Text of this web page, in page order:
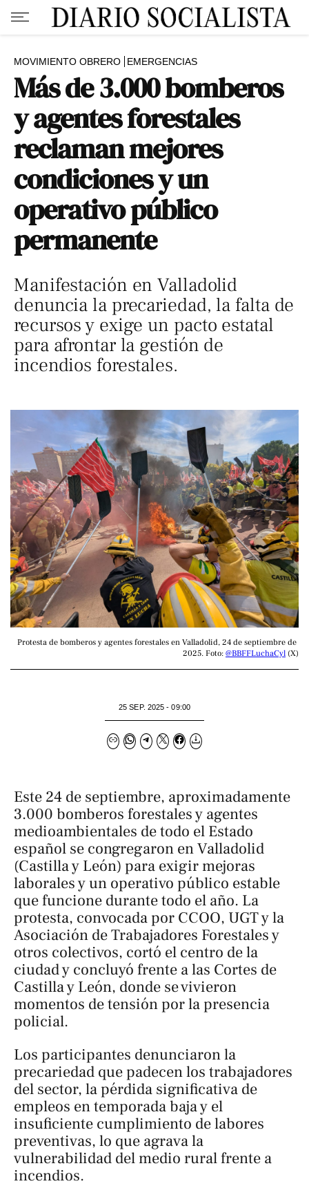
MOVIMIENTO OBRERO EMERGENCIAS
Más de 3.000 bomberos
y agentes forestales
reclaman mejores
condiciones y un
operativo público
permanente
Manifestación en Valladolid
denuncia la precariedad, la falta de
recursos y exige un pacto estatal
para afrontar la gestión de
incendios forestales.
Protesta de bomberos y agentes forestales en Valladolid, 24 de septiembre de
2025. Foto: @BBFFLuchaCyl (X)
25 SEP. 2025 - 09:00
Este 24 de septiembre, aproximadamente
3.000 bomberos forestales y agentes
medioambientales de todo el Estado
español se congregaron en Valladolid
(Castilla y León) para exigir mejoras
laborales y un operativo público estable
que funcione durante todo el año. La
protesta, convocada por CCOO, UGT y la
Asociación de Trabajadores Forestales y
otros colectivos, cortó el centro de la
ciudad y concluyó frente a las Cortes de
Castilla y León, donde se vivieron
momentos de tensión por la presencia
policial.
Los participantes denunciaron la
precariedad que padecen los trabajadores
del sector, la pérdida significativa de
empleos en temporada baja y el
insuficiente cumplimiento de labores
preventivas, lo que agrava la
vulnerabilidad del medio rural frente a
incendios.